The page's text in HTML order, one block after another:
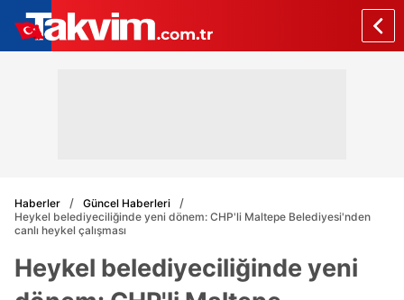
Haberler
Güncel Haberleri
Heykel belediyeciliğinde yeni dönem: CHP'li Maltepe Belediyesi'nden
canlı heykel çalışması
Heykel belediyeciliğinde yeni